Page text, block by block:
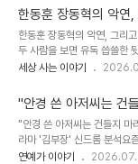
개 대회 기준)축구팬들의 기
광이라는 말이 딱 어울립니다
게 취임한 이재명 대통령은
국판 밸류업' 카드를 꺼내 들
다. 정부의 인위적인 정책 드
리면서 코스피는 한때 유례없
장'의 청구서는 결국 고스란
한동훈 장동혁의 악연
한동훈 장동혁의 악연, 그리
두 사람을 보면 유독 씁쓸한
심'으로 불리며 그림자처럼
며 보수 진영의 미래를 함께
'철천지원수'가 되어버린 걸
국에 미칠 파장을 짚어보려
두 사람의 갈등이 수면 위로
세상 사는 이야기
"안경 쓴 아저씨는 건
환, SBS 금토드라마 '
"안경 쓴 아저씨는 건들지
라마 '김부장' 신드롬 분석요
있는 작품이 있죠. 바로 배우
연예가 이야기